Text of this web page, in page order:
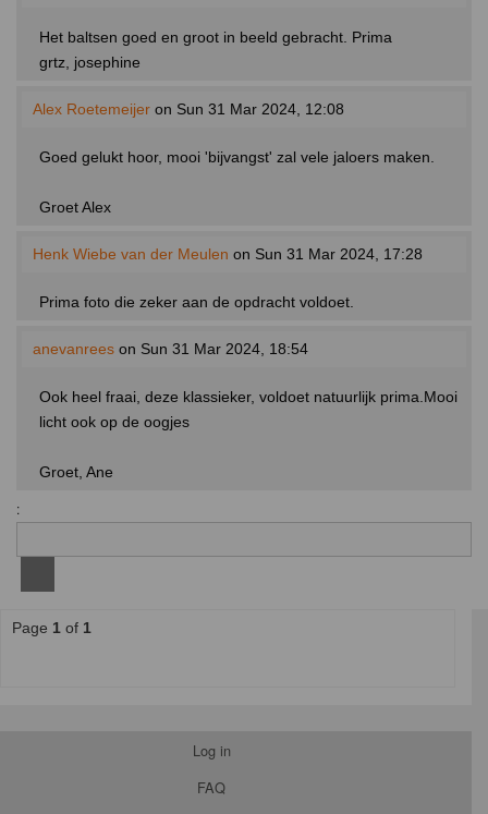
Het baltsen goed en groot in beeld gebracht. Prima
grtz, josephine
Alex Roetemeijer on Sun 31 Mar 2024, 12:08
Goed gelukt hoor, mooi 'bijvangst' zal vele jaloers maken.
Groet Alex
Henk Wiebe van der Meulen on Sun 31 Mar 2024, 17:28
Prima foto die zeker aan de opdracht voldoet.
anevanrees on Sun 31 Mar 2024, 18:54
Ook heel fraai, deze klassieker, voldoet natuurlijk prima.Mooi
licht ook op de oogjes
Groet, Ane
:
Page 1 of 1
Log in
FAQ